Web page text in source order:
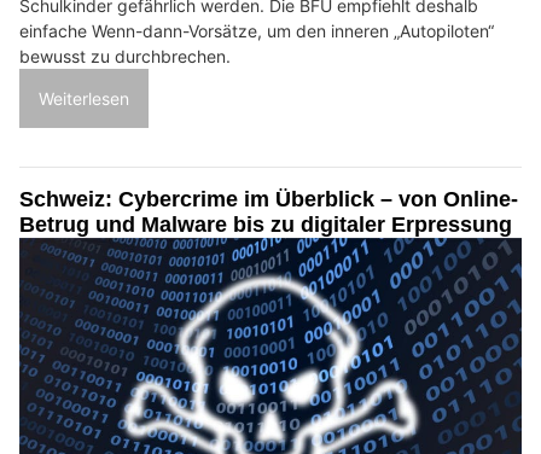
Schulkinder gefährlich werden. Die BFU empfiehlt deshalb
einfache Wenn-dann-Vorsätze, um den inneren „Autopiloten“
bewusst zu durchbrechen.
Weiterlesen
Schweiz: Cybercrime im Überblick – von Online-
Betrug und Malware bis zu digitaler Erpressung